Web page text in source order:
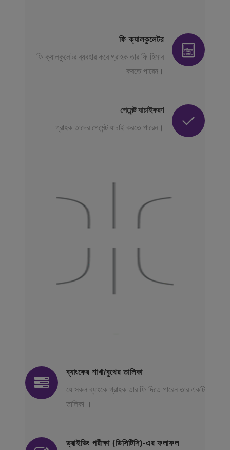
ফি ক্যালকুলেটর
ফি ক্যালকুলেটর ব্যবহার করে গ্রাহক তার ফি হিসাব
করতে পারেন।
পেমেন্ট যাচাইকরণ
গ্রাহক তাদের পেমেন্ট যাচাই করতে পারেন।
ব্যাংকের শাখা/বুথের তালিকা
যে সকল ব্যাংকে গ্রাহক তার ফি দিতে পারেন তার একটি
তালিকা ।
ড্রাইভিং পরীক্ষা (ডিসিটিসি)-এর ফলাফল